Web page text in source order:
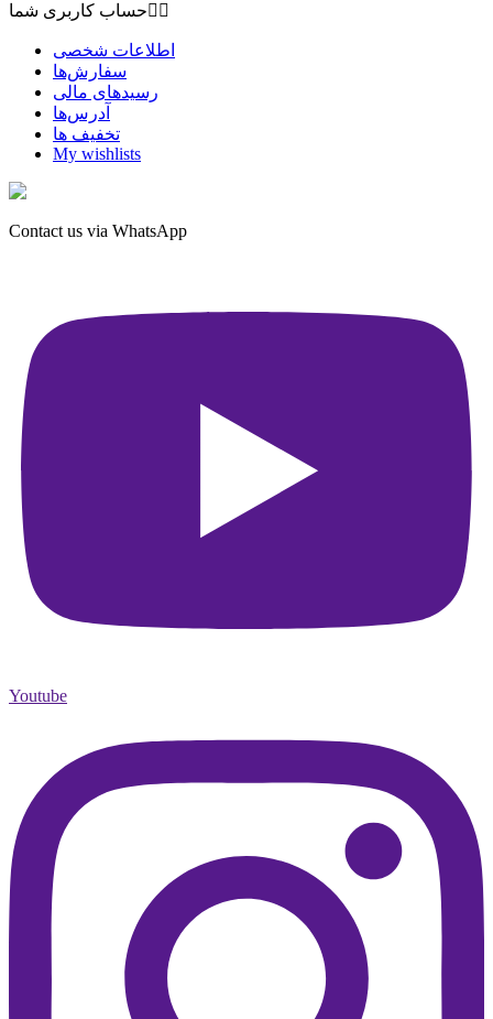
حساب کاربری شما 
اطلاعات شخصی
سفارش‌ها
رسیدهای مالی
آدرس‌ها
تخفیف ها
My wishlists
Contact us via WhatsApp
Youtube